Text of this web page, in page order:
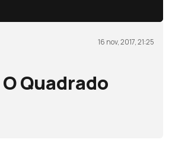
16 nov, 2017, 21:25
Quadrado